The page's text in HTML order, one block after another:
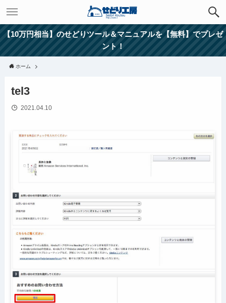
【10万円相当】のせどりツール＆マニュアルを【無料】でプレゼ
ント！
ホーム
tel3
2021.04.10